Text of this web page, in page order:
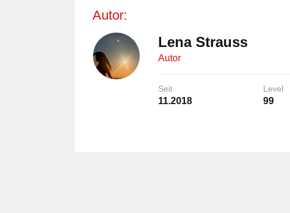
Autor:
Lena Strauss
Autor
Seit
11.2018
Level
99